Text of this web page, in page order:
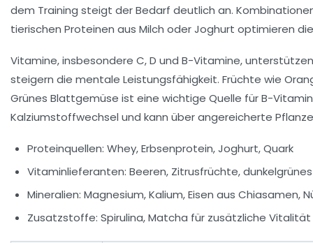
dem Training steigt der Bedarf deutlich an.
tierischen Proteinen aus Milch oder Joghurt optimieren
Vitamine, insbesondere C, D und B-Vitamine,
steigern die mentale Leistungsfähigkeit. Früchte wie
Grünes Blattgemüse ist eine wichtige Quelle für B-
Kalziumstoffwechsel und kann über angereicherte
Proteinquellen: Whey, Erbsenprotein, Joghurt, Quark
Vitaminlieferanten: Beeren, Zitrusfrüchte,
Mineralien: Magnesium, Kalium, Eisen aus Chiasamen,
Zusatzstoffe: Spirulina, Matcha für zusätzliche Vitalität